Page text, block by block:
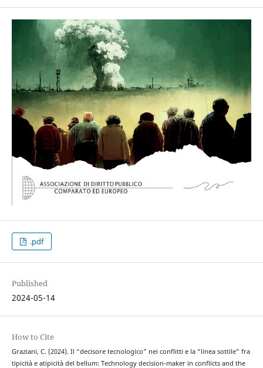
.pdf
Published
2024-05-14
How to Cite
Graziani, C. (2024). Il “decisore tecnologico” nei conflitti e la “linea sottile” fra
tipicità e atipicità del bellum: Technology decision-maker in conflicts and the